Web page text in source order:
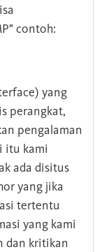
contoh:
yang
perangkat,
pengalaman
itu kami
ada disitus
yang jika
tertentu
yang kami
dan kritikan